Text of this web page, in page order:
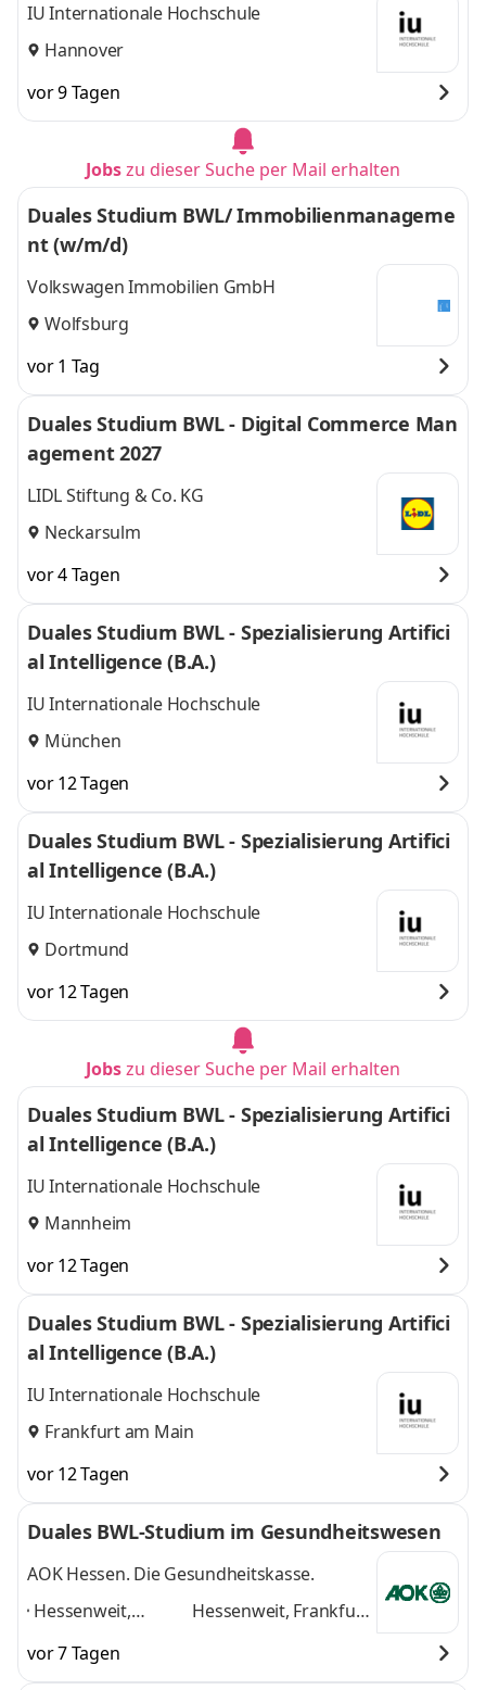
IU Internationale Hochschule
Hannover
vor 9 Tagen
Jobszu dieser Suche per Mail erhalten
Duales Studium BWL/ Immobilienmanageme
nt (w/m/d)
Volkswagen Immobilien GmbH
Wolfsburg
vor 1 Tag
Duales Studium BWL - Digital Commerce Man
agement 2027
LIDL Stiftung & Co. KG
Neckarsulm
vor 4 Tagen
Duales Studium BWL - Spezialisierung Artifici
al Intelligence (B.A.)
IU Internationale Hochschule
München
vor 12 Tagen
Duales Studium BWL - Spezialisierung Artifici
al Intelligence (B.A.)
IU Internationale Hochschule
Dortmund
vor 12 Tagen
Jobszu dieser Suche per Mail erhalten
Duales Studium BWL - Spezialisierung Artifici
al Intelligence (B.A.)
IU Internationale Hochschule
Mannheim
vor 12 Tagen
Duales Studium BWL - Spezialisierung Artifici
al Intelligence (B.A.)
IU Internationale Hochschule
Frankfurt am Main
vor 12 Tagen
Duales BWL-Studium im Gesundheitswesen
AOK Hessen. Die Gesundheitskasse.
Hessenweit,
Darmstadt, Kassel,
Hessenweit, Frankfurt
vor 7 Tagen